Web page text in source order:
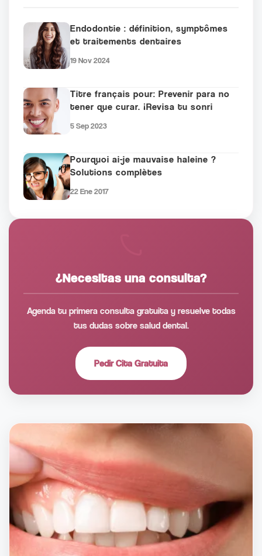
Endodontie : définition, symptômes
et traitements dentaires
19 Nov 2024
Titre français pour: Prevenir para no
tener que curar. ¡Revisa tu sonri
5 Sep 2023
Pourquoi ai-je mauvaise haleine ?
Solutions complètes
22 Ene 2017
¿Necesitas una consulta?
Agenda tu primera consulta gratuita y resuelve todas
tus dudas sobre salud dental.
Pedir Cita Gratuita